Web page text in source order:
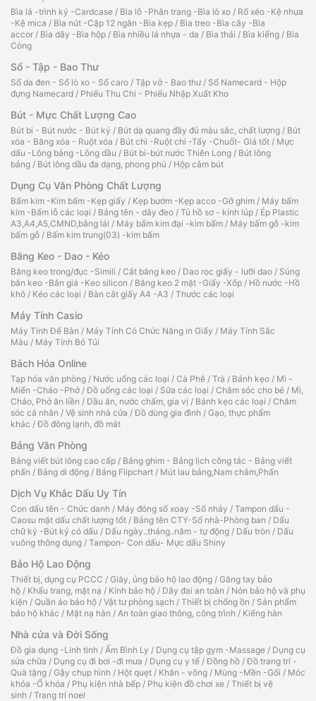
Bìa lá -trình ký -Cardcase / Bìa lỗ -Phân trang -Bìa lò xo / Rổ xéo -Kệ nhựa
-Kệ mica / Bìa nút -Cặp 12 ngăn -Bìa kẹp / Bìa treo -Bìa cây -Bìa
accor / Bìa dây -Bìa hộp / Bìa nhiều lá nhựa - da / Bìa thái / Bìa kiếng / Bìa
Còng
Sổ - Tập - Bao Thư
Sổ da đen - Sổ lò xo - Sổ caro / Tập vở - Bao thư/ Sổ Namecard - Hộp
đựng Namecard / Phiếu Thu Chi - Phiếu Nhập Xuất Kho
Bút - Mực Chất Lượng Cao
Bút bi - Bút nước - Bút ký / Bút dạ quang đầy đủ màu sắc, chất lượng / Bút
xóa - Băng xóa - Ruột xóa / Bút chì -Ruột chì -Tẩy -Chuốt- Giá tốt / Mực
dấu -Lông bảng -Lông dầu / Bút bi-bút nước Thiên Long / Bút lông
bảng / Bút lông dầu đa dạng, phong phú / Hộp cắm bút
Dụng Cụ Văn Phòng Chất Lượng
Bấm kim -Kim bấm -Kẹp giấy / Kẹp bướm -Kẹp acco -Gỡ ghim / Máy bấm
kim -Bấm lỗ các loại / Bảng tên - dây đeo / Tủ hồ sơ - kính lúp / Ép Plastic
A3,A4,A5,CMND,bằng lái / Máy bấm kim đại -kim bấm / Máy bấm gỗ -kim
bấm gỗ / Bấm kim trung(03) -kim bấm
Băng Keo - Dao - Kéo
Băng keo trong/đục -Simili / Cắt băng keo / Dao rọc giấy - lưỡi dao / Súng
bắn keo -Bắn giá -Keo silicon / Băng keo 2 mặt -Giấy -Xốp / Hồ nước -Hồ
khô / Kéo các loại / Bàn cắt giấy A4 -A3 / Thước các loại
Máy Tính Casio
Máy Tính Để Bàn / Máy Tính Có Chức Năng in Giấy / Máy Tính Sắc
Màu / Máy Tính Bỏ Túi
Bách Hóa Online
Tạp hóa văn phòng / Nước uống các loại / Cà Phê / Trà / Bánh kẹo / Mì -
Miến -Cháo -Phở /Đồ uống các loại / Sữa các loại / Chăm sóc cho bé / Mì,
Cháo, Phở ăn liền / Dầu ăn, nước chấm, gia vị / Bánh kẹo các loại / Chăm
sóc cá nhân / Vệ sinh nhà cửa /Đồ dùng gia đình / Gạo, thực phẩm
khác /Đồ đông lạnh, đồ mát
Bảng Văn Phòng
Bảng viết bút lông cao cấp / Bảng ghim - Bảng lịch công tác - Bảng viết
phấn / Bảng di động / Bảng Flipchart / Mút lau bảng,Nam châm,Phấn
Dịch Vụ Khắc Dấu Uy Tín
Con dấu tên - Chức danh / Máy đóng số xoay -Số nhảy / Tampon dấu -
Caosu mặt dấu chất lượng tốt / Bảng tên CTY-Số nhà-Phòng ban / Dấu
chữ ký -Bút ký có dấu / Dấu ngày..tháng..năm - tự động / Dấu tròn / Dấu
vuông thông dụng / Tampon- Con dấu- Mực dấu Shiny
Bảo Hộ Lao Động
Thiết bị, dụng cụ PCCC / Giày, ủng bảo hộ lao động / Găng tay bảo
hộ / Khẩu trang, mặt nạ / Kính bảo hộ / Dây đai an toàn / Nón bảo hộ và phụ
kiện / Quần áo bảo hộ / Vật tư phòng sạch / Thiết bị chống ồn / Sản phẩm
bảo hộ khác / Mặt nạ hàn / An toàn giao thông, công trình / Kiếng hàn
Nhà cửa và Đời Sống
Đồ gia dụng -Linh tinh / Ấm Bình Ly / Dụng cụ tập gym -Massage / Dụng cụ
sửa chữa / Dụng cụ đi bơi -đi mưa / Dụng cụ y tế /Đồng hồ /Đồ trang trí -
Quà tặng / Gậy chụp hình / Hột quẹt / Khăn - võng / Mùng -Mền -Gối / Móc
khóa -Ổ khóa / Phụ kiện nhà bếp / Phụ kiện đồ chơi xe / Thiết bị vệ
sinh / Trang trí noel